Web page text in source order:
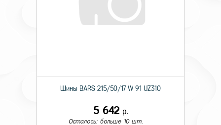
Шины BARS 215/50/17 W 91 UZ310
5 642 р.
Осталось: больше 10 шт.